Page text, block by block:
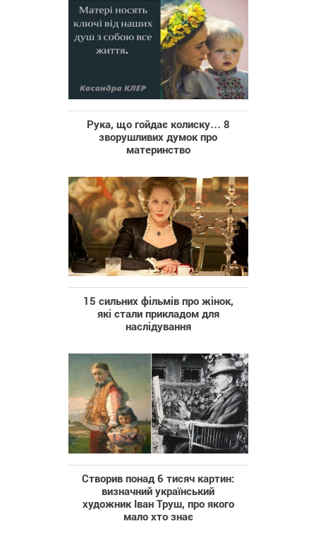
Рука, що гойдає колиску… 8
зворушливих думок про
материнство
15 сильних фільмів про жінок,
які стали прикладом для
наслідування
Створив понад 6 тисяч картин:
визначний український
художник Іван Труш, про якого
мало хто знає